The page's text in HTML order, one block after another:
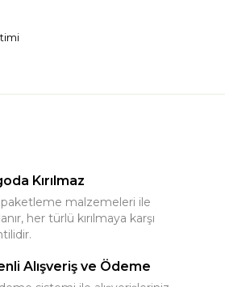
Kırılmaz
malzemeleri ile
her türlü kırılmaya karşı
Alışveriş ve Ödeme